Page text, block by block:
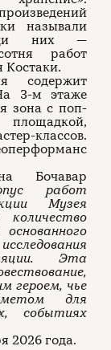
называли
них —
работ
Костаки.
содержит
3-м этаже
зона с поп-
классов.
Бочавар
работ
Музея
Эта
героем, чье
для
событиях
2026 года.